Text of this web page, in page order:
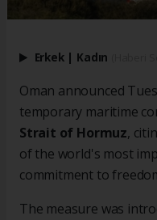
Erkek | Kadın
Oman announced
temporary maritime
Strait of Hormuz,
of the world's most
commitment to
The measure was